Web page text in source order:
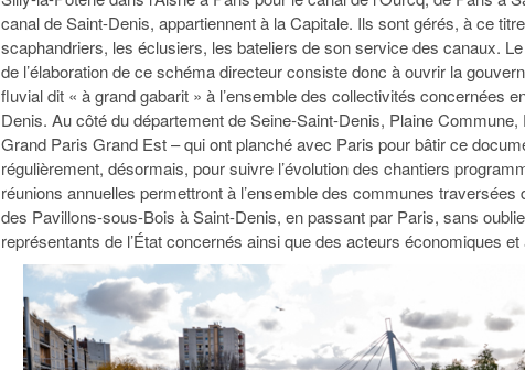
canal de Saint-Denis, appartiennent à la Capitale. Ils sont gérés, à ce
scaphandriers, les éclusiers, les bateliers de son service des canaux.
de l’élaboration de ce schéma directeur consiste donc à ouvrir la
fluvial dit « à grand gabarit » à l’ensemble des collectivités concernées
Denis. Au côté du département de Seine-Saint-Denis, Plaine
Grand Paris Grand Est – qui ont planché avec Paris pour bâtir ce
régulièrement, désormais, pour suivre l’évolution des chantiers
réunions annuelles permettront à l’ensemble des communes traversées
des Pavillons-sous-Bois à Saint-Denis, en passant par Paris, sans
représentants de l’État concernés ainsi que des acteurs économiques